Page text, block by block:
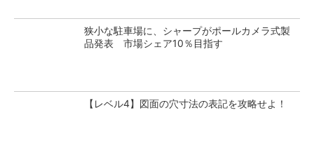
狭小な駐車場に、シャープがポールカメラ式製
品発表 市場シェア10％目指す
【レベル4】図面の穴寸法の表記を攻略せよ！